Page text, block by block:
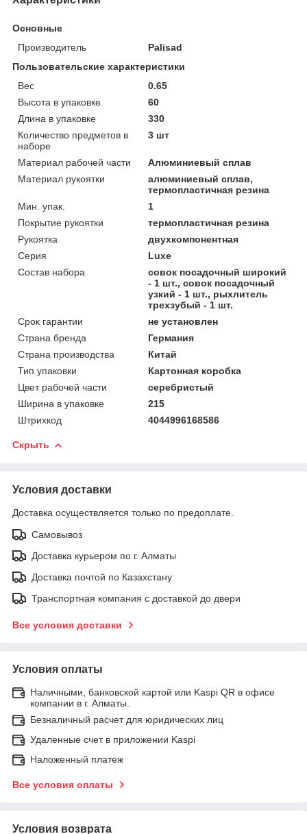
Основные
Производитель
Palisad
Пользовательские характеристики
Вес
0.65
Высота в упаковке
60
Длина в упаковке
330
Количество предметов в
наборе
3 шт
Материал рабочей части
Алюминиевый сплав
Материал рукоятки
алюминиевый сплав,
термопластичная резина
Мин. упак.
1
Покрытие рукоятки
термопластичная резина
Рукоятка
двухкомпонентная
Серия
Luxe
Состав набора
совок посадочный широкий
- 1 шт., совок посадочный
узкий - 1 шт., рыхлитель
трехзубый - 1 шт.
Срок гарантии
не установлен
Страна бренда
Германия
Страна производства
Китай
Тип упаковки
Картонная коробка
Цвет рабочей части
серебристый
Ширина в упаковке
215
Штрихкод
4044996168586
Скрыть
Условия доставки
Доставка осуществляется только по предоплате.
Самовывоз
Доставка курьером по г. Алматы
Доставка почтой по Казахстану
Транспортная компания с доставкой до двери
Все условия доставки
Условия оплаты
Наличными, банковской картой или Kaspi QR в офисе
компании в г. Алматы.
Безналичный расчет для юридических лиц
Удаленные счет в приложении Kaspi
Наложенный платеж
Все условия оплаты
Условия возврата